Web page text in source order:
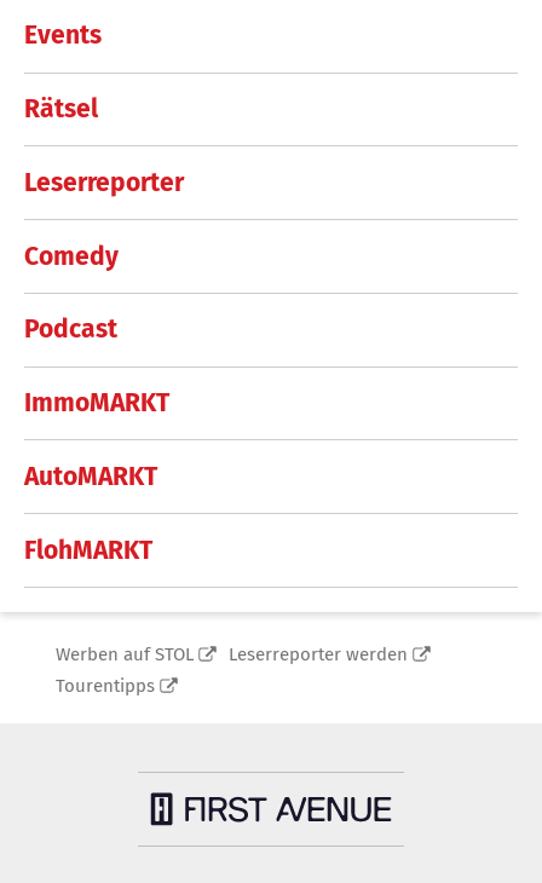
Events
Rätsel
Leserreporter
Comedy
Podcast
ImmoMARKT
AutoMARKT
FlohMARKT
Werben auf STOL
Leserreporter werden
Tourentipps